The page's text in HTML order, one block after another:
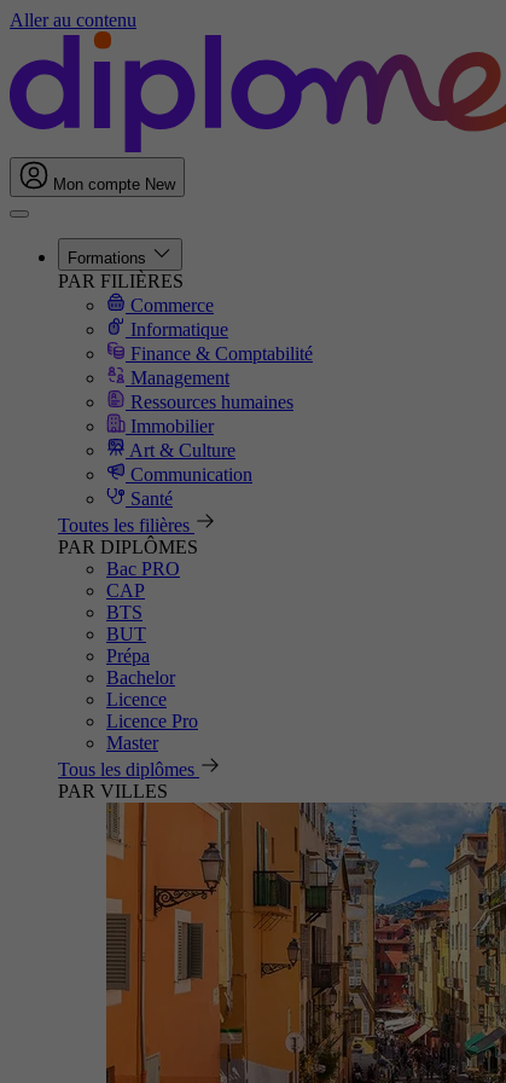
Aller au contenu
Mon compte New
Formations
PAR FILIÈRES
Commerce
Informatique
Finance & Comptabilité
Management
Ressources humaines
Immobilier
Art & Culture
Communication
Santé
Toutes les filières
PAR DIPLÔMES
Bac PRO
CAP
BTS
BUT
Prépa
Bachelor
Licence
Licence Pro
Master
Tous les diplômes
PAR VILLES